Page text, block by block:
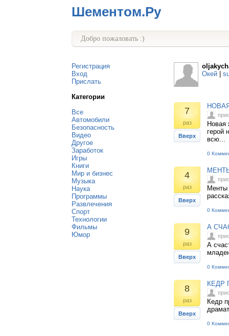
Шементом.Ру
Добро пожаловать :)
Регистрация
Вход
Прислать
Категории
Все
Автомобили
Безопасность
Видео
Другое
Заработок
Игры
Книги
Мир и бизнес
Музыка
Наука
Программы
Развлечения
Спорт
Технологии
Фильмы
Юмор
Окей
7
раз
Вверх
Новая
герой
всю...
0
4
раз
Вверх
Менты
0
9
раз
Вверх
А
А
0
8
раз
Вверх
КЕДР
Кедр
0